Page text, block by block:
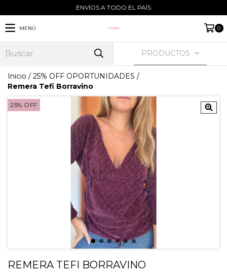
ENVÍOS A TODO EL PAÍS
MENÚ 0
PRODUCTOS
Inicio / 25% OFF OPORTUNIDADES /
Remera Tefi Borravino
25% OFF
REMERA TEFI BORRAVINO